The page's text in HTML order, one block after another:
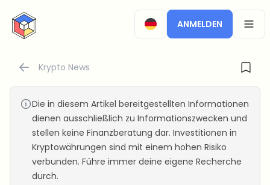
CryptoTicker
ANMELDEN
Krypto News
Die in diesem Artikel bereitgestellten Informationen
dienen ausschließlich zu Informationszwecken und
stellen keine Finanzberatung dar. Investitionen in
Kryptowährungen sind mit einem hohen Risiko
verbunden. Führe immer deine eigene Recherche
durch.